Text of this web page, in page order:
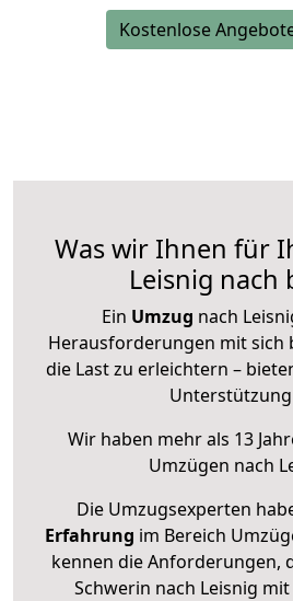
Kostenlose
Was wir Ihnen für
Leisnig nach
Ein Umzug nach
Herausforderungen mit sich
die Last zu erleichtern –
Wir haben mehr als 13
Umzügen nach
Die Umzugsexperten
Erfahrung im Bereich
kennen die Anforderungen,
Schwerin nach Leisnig